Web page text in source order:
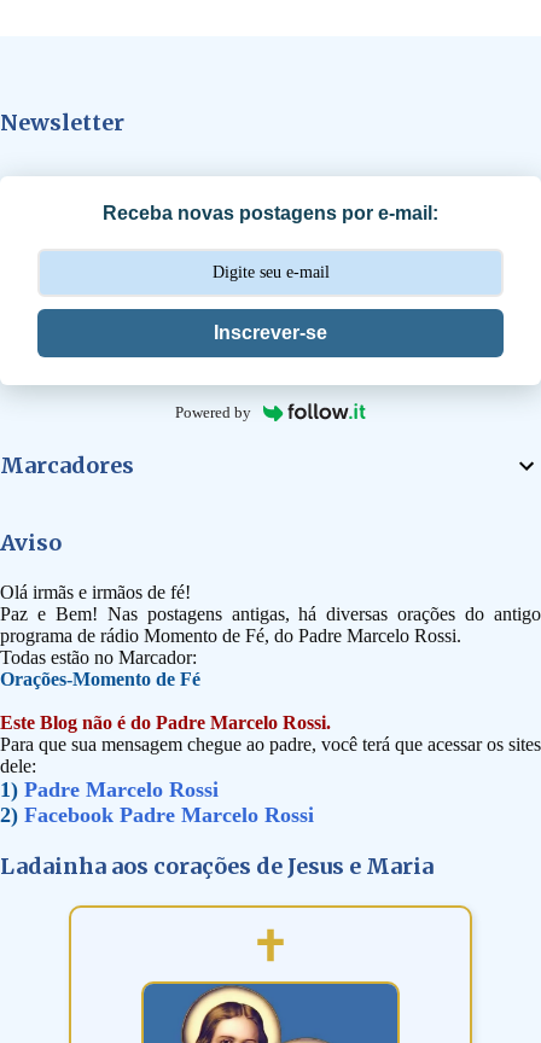
á
s
Newsletter
Receba novas postagens por e-mail:
Inscrever-se
Powered by
Marcadores
Aviso
Olá irmãs e irmãos de fé!
Paz e Bem! Nas postagens antigas, há diversas orações do antigo
programa de rádio Momento de Fé, do Padre Marcelo Rossi.
Todas estão no Marcador:
Orações-Momento de Fé
Este Blog não é do Padre Marcelo Rossi.
Para que sua mensagem chegue ao padre, você terá que acessar os sites
dele:
1) Padre Marcelo Rossi
2) Facebook Padre Marcelo Rossi
Ladainha aos corações de Jesus e Maria